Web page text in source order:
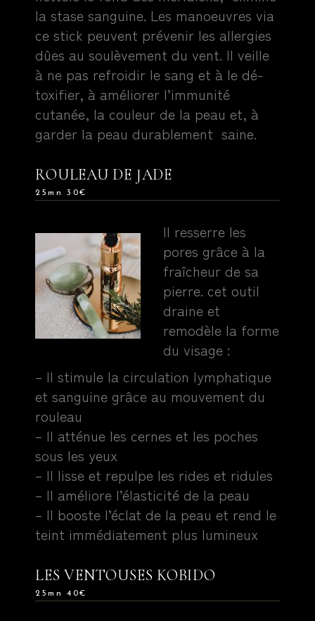
la stase sanguine. Les manoeuvres via
ce stick peuvent prévenir les allergies
dûes au soulèvement du vent. Il veille
à ne pas refroidir le sang et à le dé-
toxifier, à améliorer l’immunité
cutanée, la couleur de la peau et, à
garder la peau durablement saine.
ROULEAU DE JADE
25mn 30€
Il resserre les
pores grâce à la
fraîcheur de sa
pierre. cet outil
draine et
remodèle la forme
du visage :
– Il stimule la circulation lymphatique
et sanguine grâce au mouvement du
rouleau
– Il atténue les cernes et les poches
sous les yeux
– Il lisse et repulpe les rides et ridules
– Il améliore l’élasticité de la peau
– Il booste l’éclat de la peau et rend le
teint immédiatement plus lumineux
LES VENTOUSES KOBIDO
25mn 40€